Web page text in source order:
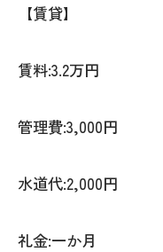
【賃貸】
賃料:3.2万円
管理費:3,000円
水道代:2,000円
礼金:一か月